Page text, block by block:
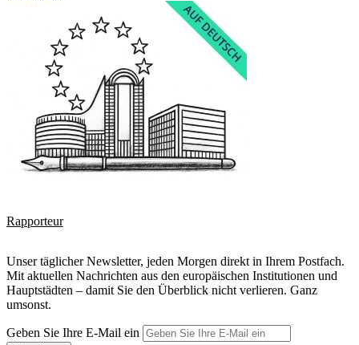
Rapporteur
Unser täglicher Newsletter, jeden Morgen direkt in Ihrem Postfach.
Mit aktuellen Nachrichten aus den europäischen Institutionen und
Hauptstädten – damit Sie den Überblick nicht verlieren. Ganz
umsonst.
Geben Sie Ihre E-Mail ein